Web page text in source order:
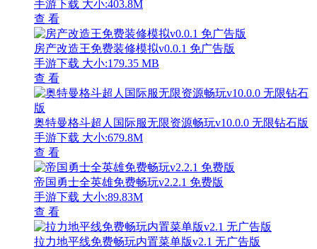
手游下载 大小:403.8M
查 看
房产改造王免费装修模拟v0.0.1 免广告版
手游下载 大小:179.35 MB
查 看
奥特曼格斗超人国际服无限资源畅玩v10.0.0 无限钻石版
手游下载 大小:679.8M
查 看
帝国勇士全英雄免费畅玩v2.2.1 免费版
手游下载 大小:89.83M
查 看
拉力地平线免费畅玩内置菜单版v2.1 无广告版